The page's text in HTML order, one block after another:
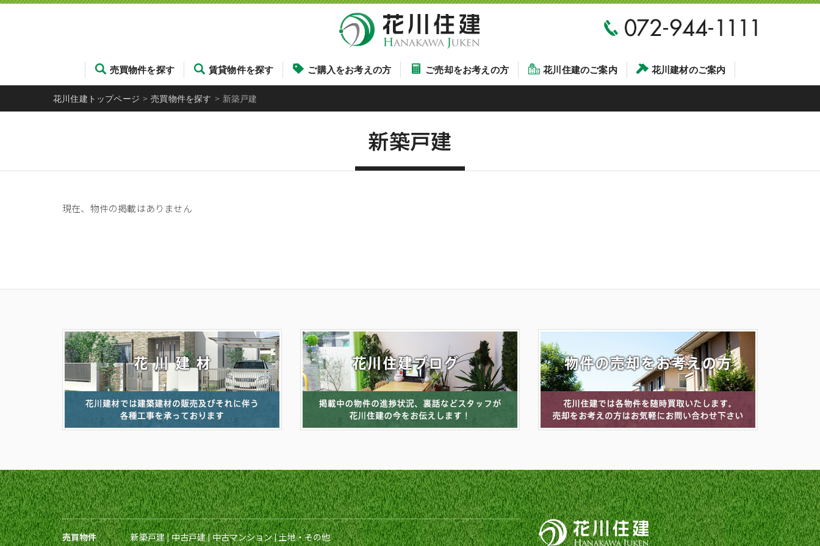
売買物件を探す 賃貸物件を探す ご購入をお考えの方 ご売却をお考えの方 花川住建のご案内 花川建材のご案内
花川住建トップページ > 売買物件を探す > 新築戸建
新築戸建
現在、物件の掲載はありません
売買物件 新築戸建|中古戸建|中古マンション|土地・その他